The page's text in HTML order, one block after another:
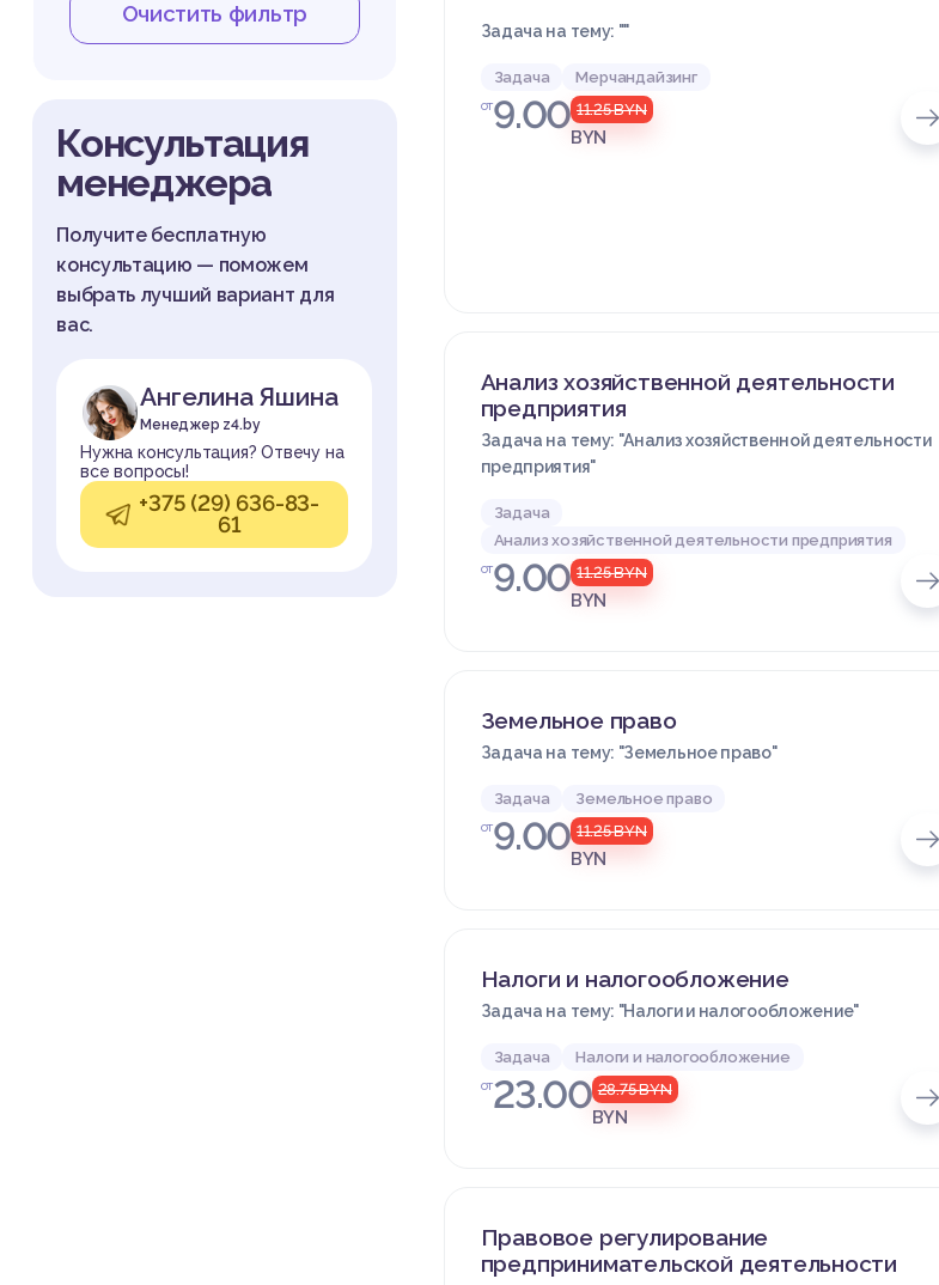
Очистить фильтр
Консультация
менеджера
Получите бесплатную
консультацию — поможем
выбрать лучший вариант для
вас.
Ангелина Яшина
Менеджер z4.by
Нужна консультация? Отвечу на
все вопросы!
+375 (29) 636-83-
61
Задача на тему: ""
Задача Мерчандайзинг
от9.00 11.25BYN
BYN
Анализ хозяйственной деятельности
предприятия
Задача на тему: "Анализ хозяйственной деятельности
предприятия"
Задача
Анализ хозяйственной деятельности предприятия
от9.00 11.25BYN
BYN
Земельное право
Задача на тему: "Земельное право"
Задача Земельное право
от9.00 11.25BYN
BYN
Налоги и налогообложение
Задача на тему: "Налоги и налогообложение"
Задача Налоги и налогообложение
от23.00 28.75BYN
BYN
Правовое регулирование
предпринимательской деятельности